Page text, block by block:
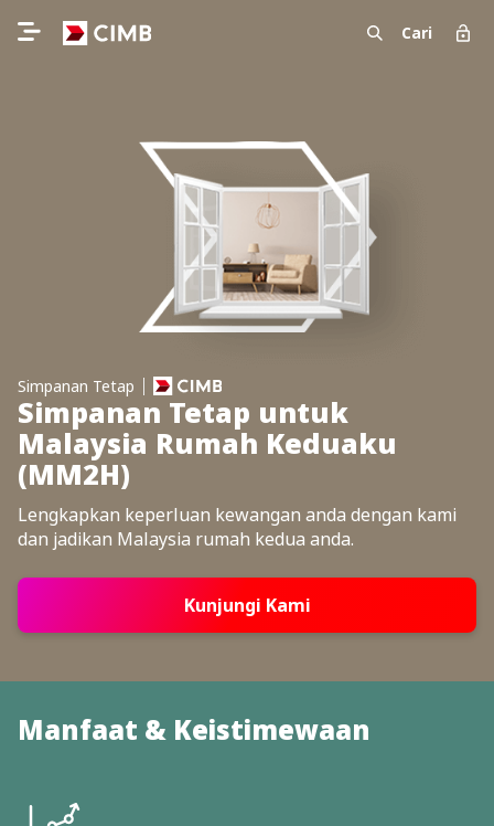
Cari
Simpanan Tetap
Simpanan Tetap untuk
Malaysia Rumah Keduaku
(MM2H)
Lengkapkan keperluan kewangan anda dengan kami
dan jadikan Malaysia rumah kedua anda.
Kunjungi Kami
Manfaat & Keistimewaan